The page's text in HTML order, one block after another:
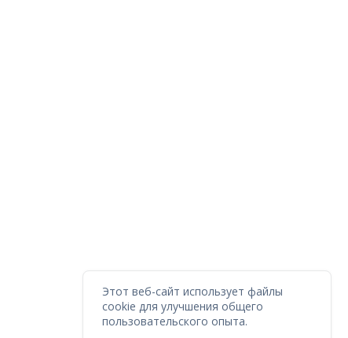
Этот веб-сайт использует файлы
cookie для улучшения общего
пользовательского опыта.